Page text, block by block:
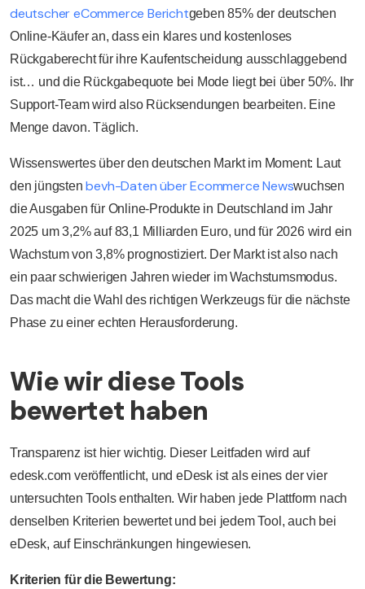
deutscher eCommerce Berichtgeben 85% der deutschen
Online-Käufer an, dass ein klares und kostenloses
Rückgaberecht für ihre Kaufentscheidung ausschlaggebend
ist… und die Rückgabequote bei Mode liegt bei über 50%. Ihr
Support-Team wird also Rücksendungen bearbeiten. Eine
Menge davon. Täglich.
Wissenswertes über den deutschen Markt im Moment: Laut
den jüngsten bevh-Daten über Ecommerce Newswuchsen
die Ausgaben für Online-Produkte in Deutschland im Jahr
2025 um 3,2% auf 83,1 Milliarden Euro, und für 2026 wird ein
Wachstum von 3,8% prognostiziert. Der Markt ist also nach
ein paar schwierigen Jahren wieder im Wachstumsmodus.
Das macht die Wahl des richtigen Werkzeugs für die nächste
Phase zu einer echten Herausforderung.
Wie wir diese Tools
bewertet haben
Transparenz ist hier wichtig. Dieser Leitfaden wird auf
edesk.com veröffentlicht, und eDesk ist als eines der vier
untersuchten Tools enthalten. Wir haben jede Plattform nach
denselben Kriterien bewertet und bei jedem Tool, auch bei
eDesk, auf Einschränkungen hingewiesen.
Kriterien für die Bewertung: